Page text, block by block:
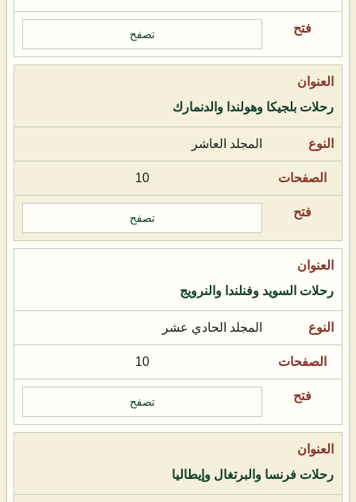
تصفح
رحلات بلجيكا وهولندا والدنمارك
المجلد العاشر
10
تصفح
رحلات السويد وفنلندا والنرويج
المجلد الحادي عشر
10
تصفح
رحلات فرنسا والبرتغال وإيطاليا